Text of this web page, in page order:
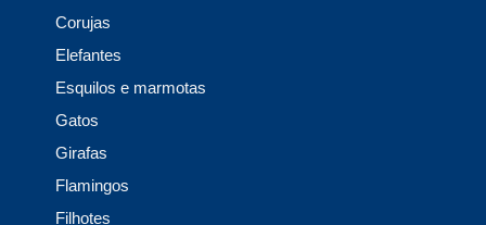
Corujas
Elefantes
Esquilos e marmotas
Gatos
Girafas
Flamingos
Filhotes